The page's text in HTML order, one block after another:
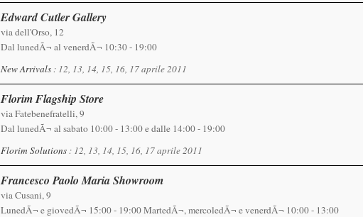
Edward Cutler Gallery
via dell'Orso, 12
Dal lunedÃ¬ al venerdÃ¬ 10:30 - 19:00
New Arrivals: 12, 13, 14, 15, 16, 17 aprile 2011
Florim Flagship Store
via Fatebenefratelli, 9
Dal lunedÃ¬ al sabato 10:00 - 13:00 e dalle 14:00 - 19:00
Florim Solutions: 12, 13, 14, 15, 16, 17 aprile 2011
Francesco Paolo Maria Showroom
via Cusani, 9
LunedÃ¬ e giovedÃ¬ 15:00 - 19:00 MartedÃ¬, mercoledÃ¬ e venerdÃ¬ 10:00 - 13:00